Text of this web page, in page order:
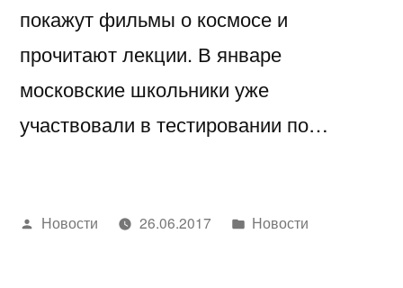
покажут фильмы о космосе и
прочитают лекции. В январе
московские школьники уже
участвовали в тестировании по…
Написано
Новости 26.06.2017
Написано
Новости